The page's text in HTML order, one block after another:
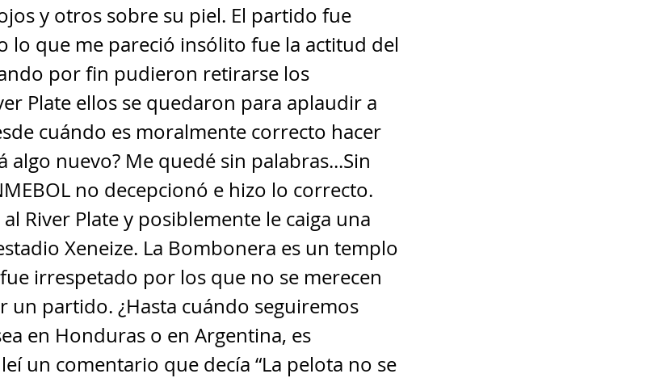
y otros sobre su piel. El partido fue
lo que me pareció insólito fue la actitud del
por fin pudieron retirarse los
Plate ellos se quedaron para aplaudir a
cuándo es moralmente correcto hacer
algo nuevo? Me quedé sin palabras...Sin
no decepcionó e hizo lo correcto.
River Plate y posiblemente le caiga una
Xeneize. La Bombonera es un templo
irrespetado por los que no se merecen
un partido. ¿Hasta cuándo seguiremos
en Honduras o en Argentina, es
un comentario que decía “La pelota no se